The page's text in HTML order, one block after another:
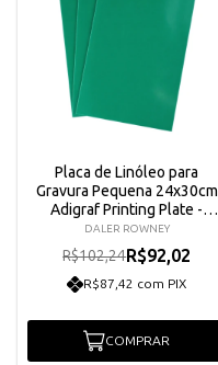
Placa de Linóleo para
Gravura Pequena 24x30cm
Adigraf Printing Plate -
D188100008
DALER ROWNEY
R$102,24R$92,02
R$87,42 com PIX
COMPRAR